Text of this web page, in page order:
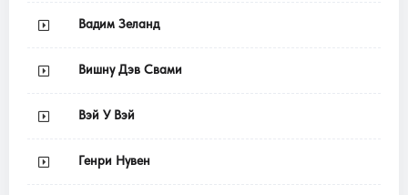
Вадим Зеланд
Вишну Дэв Свами
Вэй У Вэй
Генри Нувен